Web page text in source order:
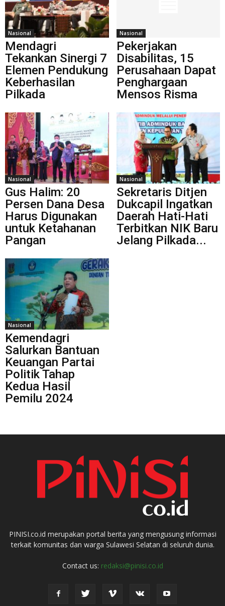
Nasional
Mendagri
Tekankan Sinergi 7
Elemen Pendukung
Keberhasilan
Pilkada
Nasional
Pekerjakan
Disabilitas, 15
Perusahaan Dapat
Penghargaan
Mensos Risma
Nasional
Gus Halim: 20
Persen Dana Desa
Harus Digunakan
untuk Ketahanan
Pangan
Nasional
Sekretaris Ditjen
Dukcapil Ingatkan
Daerah Hati-Hati
Terbitkan NIK Baru
Jelang Pilkada...
Nasional
Kemendagri
Salurkan Bantuan
Keuangan Partai
Politik Tahap
Kedua Hasil
Pemilu 2024
PINISI.co.id merupakan portal berita yang mengusung informasi
terkait komunitas dan warga Sulawesi Selatan di seluruh dunia.
Contact us: redaksi@pinisi.co.id